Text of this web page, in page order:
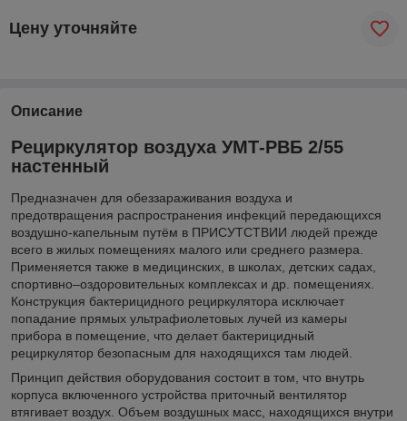
Цену уточняйте
Описание
Рециркулятор воздуха УМТ-РВБ 2/55
настенный
Предназначен для обеззараживания воздуха и
предотвращения распространения инфекций передающихся
воздушно-капельным путём в ПРИСУТСТВИИ людей прежде
всего в жилых помещениях малого или среднего размера.
Применяется также в медицинских, в школах, детских садах,
спортивно–оздоровительных комплексах и др. помещениях.
Конструкция бактерицидного рециркулятора исключает
попадание прямых ультрафиолетовых лучей из камеры
прибора в помещение, что делает бактерицидный
рециркулятор безопасным для находящихся там людей.
Принцип действия оборудования состоит в том, что внутрь
корпуса включенного устройства приточный вентилятор
втягивает воздух. Объем воздушных масс, находящихся внутри